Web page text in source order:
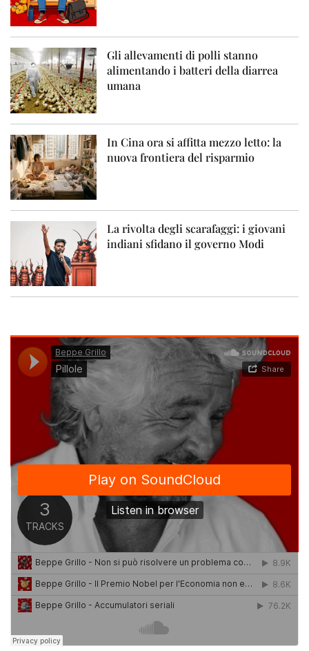
Gli allevamenti di polli stanno
alimentando i batteri della diarrea
umana
In Cina ora si affitta mezzo letto: la
nuova frontiera del risparmio
La rivolta degli scarafaggi: i giovani
indiani sfidano il governo Modi